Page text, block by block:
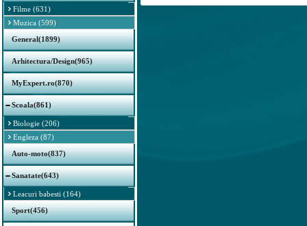
Filme (631)
Muzica (599)
General(1899)
Arhitectura/Design(965)
MyExpert.ro(870)
Scoala(861)
Biologie (206)
Engleza (87)
Auto-moto(837)
Sanatate(643)
Leacuri babesti (164)
Sport(456)